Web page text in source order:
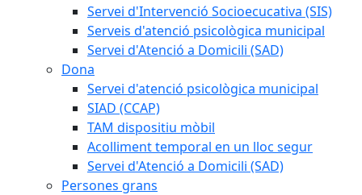
Servei d'Intervenció Socioecucativa (SIS)
Serveis d'atenció psicològica municipal
Servei d'Atenció a Domicili (SAD)
Dona
Servei d'atenció psicològica municipal
SIAD (CCAP)
TAM dispositiu mòbil
Acolliment temporal en un lloc segur
Servei d'Atenció a Domicili (SAD)
Persones grans